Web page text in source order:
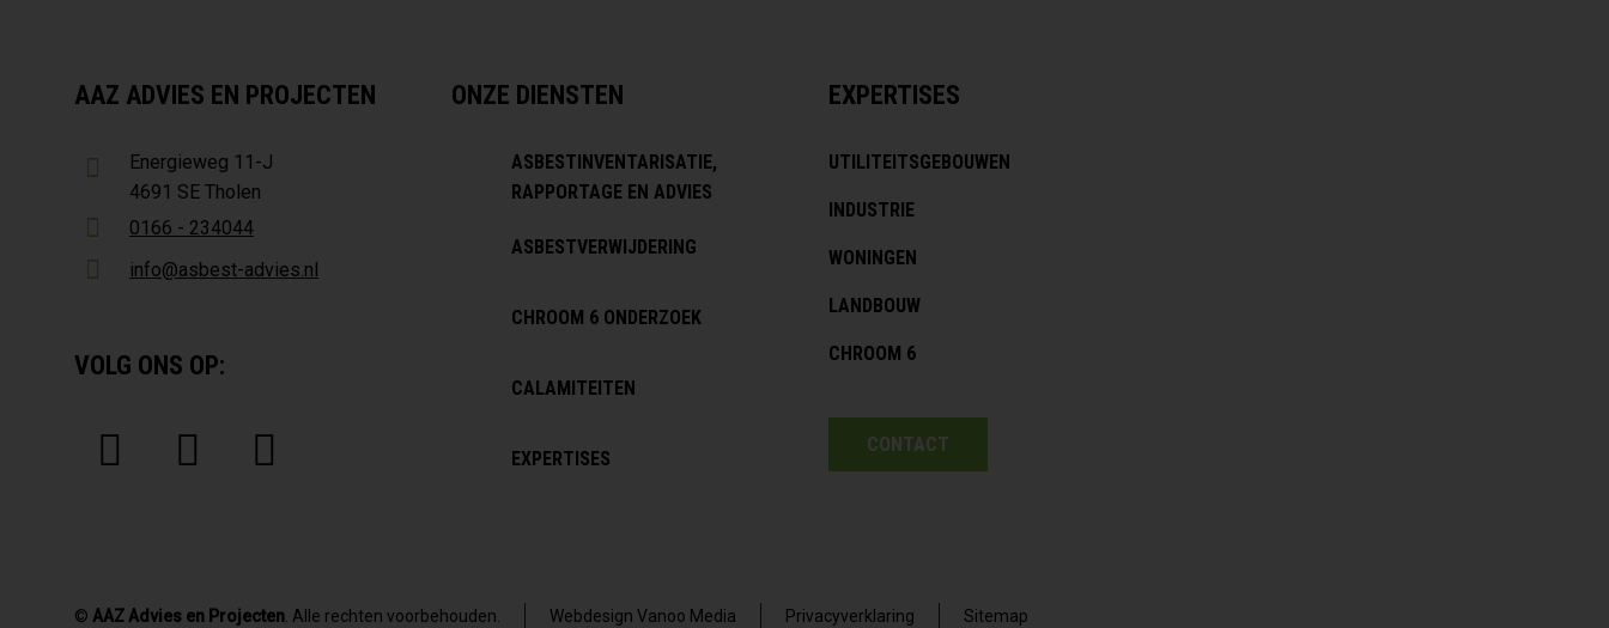
AAZ ADVIES EN PROJECTEN
Energieweg 11-J
4691 SE Tholen
0166 - 234044
info@asbest-advies.nl
VOLG ONS OP:
ONZE DIENSTEN
ASBESTINVENTARISATIE,
RAPPORTAGE EN ADVIES
ASBESTVERWIJDERING
CHROOM 6 ONDERZOEK
CALAMITEITEN
EXPERTISES
EXPERTISES
UTILITEITSGEBOUWEN
INDUSTRIE
WONINGEN
LANDBOUW
CHROOM 6
CONTACT
© AAZ Advies en Projecten . Alle rechten voorbehouden. Webdesign Vanoo Media Privacyverklaring Sitemap